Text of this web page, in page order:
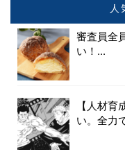
人
審査員全
い！...
【人材
い。全力